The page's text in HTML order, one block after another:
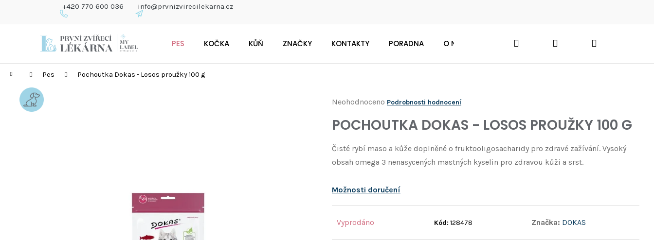
+420 770 600 036 info@prvnizvirecilekarna.cz
PES KOČKA KŮŇ ZNAČKY KONTAKTY PORADNA O NÁS Hledat PřihlášeníNákupní
Domů Pes Pochoutka Dokas - Losos proužky 100 g
Průměrné
produktu
je
hvězdiček.
Neohodnoceno Podrobnosti hodnocení
POCHOUTKA DOKAS - LOSOS PROUŽKY 100 G
Čisté rybí maso a kůže doplněné o fruktooligosacharidy pro zdravé zažívání. Vysoký
obsah omega 3 nenasycených mastných kyselin pro zdravou kůži a srst.
Možnosti doručení
Vyprodáno Kód: 128478 Značka: DOKAS
obchodu
obchodu
CO POTŘEBUJETE NAJÍT?